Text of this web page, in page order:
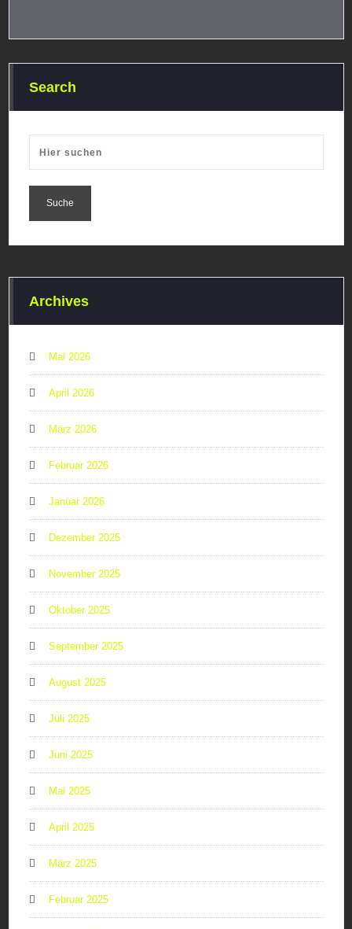
Search
Archives
Mai 2026
April 2026
März 2026
Februar 2026
Januar 2026
Dezember 2025
November 2025
Oktober 2025
September 2025
August 2025
Juli 2025
Juni 2025
Mai 2025
April 2025
März 2025
Februar 2025